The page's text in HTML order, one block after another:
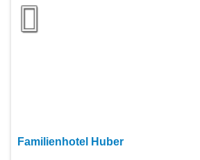
Familienhotel Huber